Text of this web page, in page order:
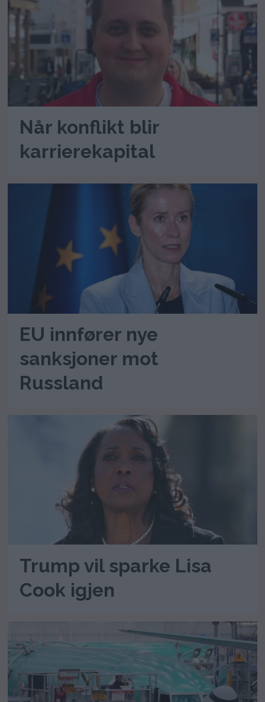
Når konflikt blir
karrierekapital
EU innfører nye
sanksjoner mot
Russland
Trump vil sparke Lisa
Cook igjen